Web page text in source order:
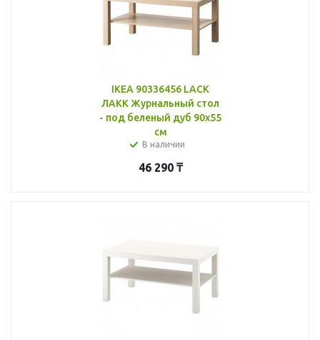
IKEA 90336456 LACK
ЛАКК Журнальный стол
- под беленый дуб 90x55
см
В наличии
46 290₸